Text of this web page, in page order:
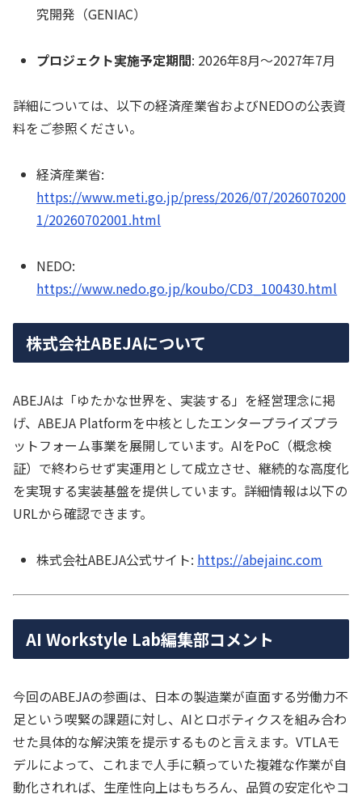
究開発（GENIAC）
プロジェクト実施予定期間: 2026年8月～2027年7月
詳細については、以下の経済産業省およびNEDOの公表資
料をご参照ください。
経済産業省:
https://www.meti.go.jp/press/2026/07/2026070200
1/20260702001.html
NEDO:
https://www.nedo.go.jp/koubo/CD3_100430.html
株式会社ABEJAについて
ABEJAは「ゆたかな世界を、実装する」を経営理念に掲
げ、ABEJA Platformを中核としたエンタープライズプラ
ットフォーム事業を展開しています。AIをPoC（概念検
証）で終わらせず実運用として成立させ、継続的な高度化
を実現する実装基盤を提供しています。詳細情報は以下の
URLから確認できます。
株式会社ABEJA公式サイト: https://abejainc.com
AI Workstyle Lab編集部コメント
今回のABEJAの参画は、日本の製造業が直面する労働力不
足という喫緊の課題に対し、AIとロボティクスを組み合わ
せた具体的な解決策を提示するものと言えます。VTLAモ
デルによって、これまで人手に頼っていた複雑な作業が自
動化されれば、生産性向上はもちろん、品質の安定化やコ